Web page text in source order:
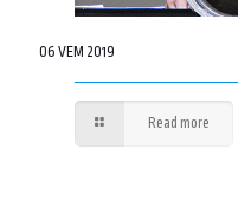
06 VEM 2019
Read more